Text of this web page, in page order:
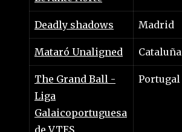
Deadly shadows Madrid
Mataró Unaligned Cataluña
The Grand Ball -
Liga
Galaicoportuguesa
de VTES
Portugal